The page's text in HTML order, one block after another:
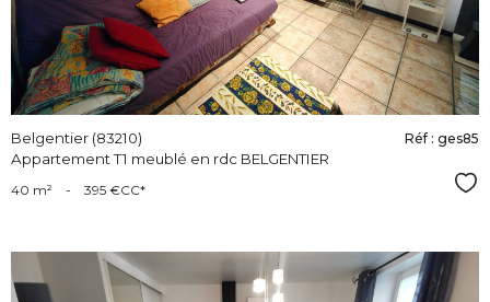
Belgentier (83210)
Appartement T1 meublé en rdc BELGENTIER
Réf : ges85
40 m² - 395 €CC*